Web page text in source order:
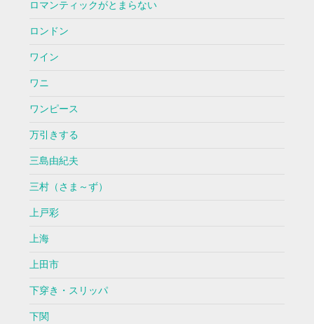
ロマンティックがとまらない
ロンドン
ワイン
ワニ
ワンピース
万引きする
三島由紀夫
三村（さま～ず）
上戸彩
上海
上田市
下穿き・スリッパ
下関